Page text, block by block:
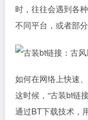
时，往往会遇到各
不同平台，或者部
如何在网络上快速
这时候，“古装bt链
通过BT下载技术，